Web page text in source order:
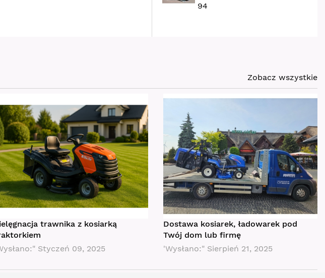
94
Zobacz wszystkie
trawnika z kosiarką
Styczeń 09, 2025
Dostawa kosiarek, ładowarek pod
Twój dom lub firmę
'Wysłano:" Sierpień 21, 2025